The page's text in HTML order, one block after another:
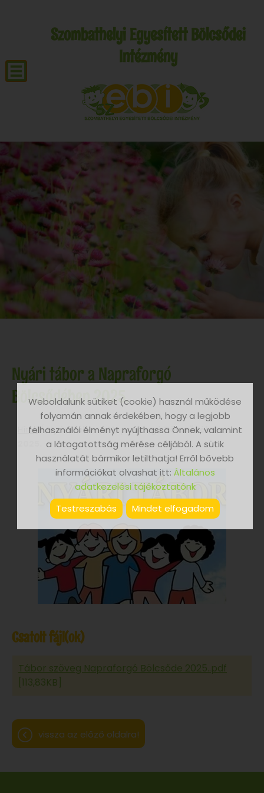
Szombathelyi Egyesített Bölcsődei
Intézmény
Nyári tábor a Napraforgó
Bölcsődében 2025.
Hírek/Nyári tábor a Napraforgó Bölcsődében
Csatolt fájl(ok)
Tábor szöveg Napraforgó Bölcsőde 2025..pdf
[113,83KB]
vissza az előző oldalra!
Mindet elfogadom
Testreszabás
Weboldalunk sütiket (cookie) használ működése
folyamán annak érdekében, hogy a legjobb
felhasználói élményt nyújthassa Önnek, valamint
a látogatottság mérése céljából. A sütik
használatát bármikor letilthatja! Erről bővebb
információkat olvashat itt: Általános
adatkezelési tájékoztatónk